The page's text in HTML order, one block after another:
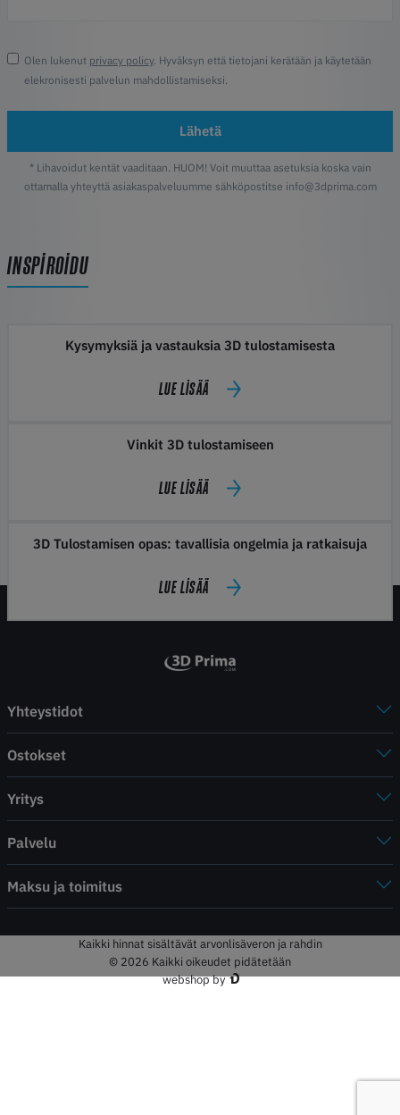
Olen lukenut privacy policy. Hyväksyn että tietojani kerätään ja käytetään
elekronisesti palvelun mahdollistamiseksi.
Lähetä
* Lihavoidut kentät vaaditaan. HUOM! Voit muuttaa asetuksia koska vain
ottamalla yhteyttä asiakaspalveluumme sähköpostitse info@3dprima.com
INSPIROIDU
Kysymyksiä ja vastauksia 3D tulostamisesta
LUE LISÄÄ
Vinkit 3D tulostamiseen
LUE LISÄÄ
3D Tulostamisen opas: tavallisia ongelmia ja ratkaisuja
LUE LISÄÄ
Yhteystidot
Ostokset
Yritys
Palvelu
Maksu ja toimitus
Kaikki hinnat sisältävät arvonlisäveron ja rahdin
© 2026 Kaikki oikeudet pidätetään
webshop by